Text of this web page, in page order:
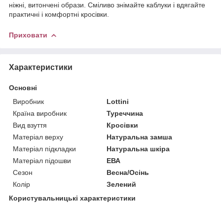
ніжні, витончені образи. Сміливо знімайте каблуки і вдягайте
практичні і комфортні кросівки.
Приховати
Характеристики
Основні
Виробник
Lottini
Країна виробник
Туреччина
Вид взуття
Кросівки
Матеріал верху
Натуральна замша
Матеріал підкладки
Натуральна шкіра
Матеріал підошви
ЕВА
Сезон
Весна/Осінь
Колір
Зелений
Користувальницькі характеристики